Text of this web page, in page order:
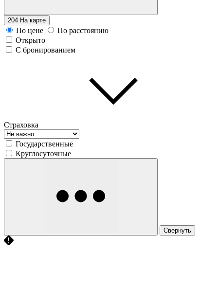
204 На карте
По цене
По расстоянию
Открыто
С бронированием
Страховка
Государственные
Круглосуточные
Свернуть